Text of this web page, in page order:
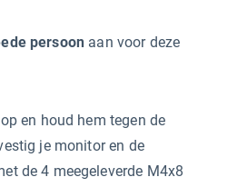
persoon aan voor deze
en houd hem tegen de
je monitor en de
de 4 meegeleverde M4x8